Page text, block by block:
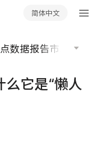
简体中文
数据报告市场分析
它是“懒人